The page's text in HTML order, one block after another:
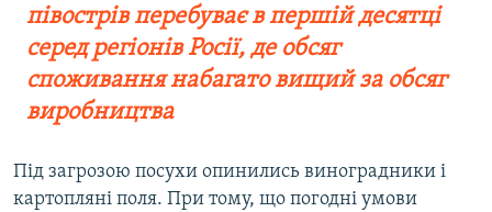
півострів перебуває в першій десятці
серед регіонів Росії, де обсяг
споживання набагато вищий за обсяг
виробництва
Під загрозою посухи опинились виноградники і
картопляні поля. При тому, що погодні умови